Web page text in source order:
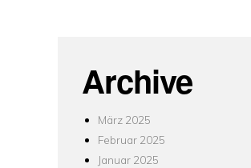
Archive
März 2025
Februar 2025
Januar 2025